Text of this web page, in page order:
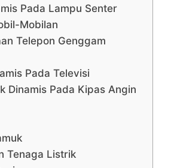
Pada Lampu Senter
Mobilan
Telepon Genggam
Pada Televisi
Dinamis Pada Kipas Angin
Tenaga Listrik